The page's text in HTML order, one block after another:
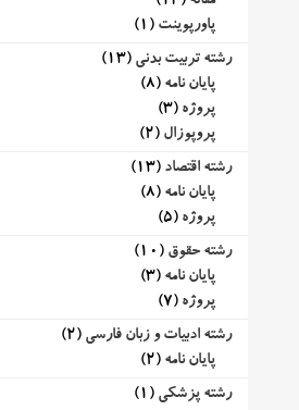
پاورپوینت (1)
رشته تربیت بدنی (13)
پایان نامه (8)
پروژه (3)
پروپوزال (2)
رشته اقتصاد (13)
پایان نامه (8)
پروژه (5)
رشته حقوق (10)
پایان نامه (3)
پروژه (7)
رشته ادبیات و زبان فارسی (2)
پایان نامه (2)
رشته پزشکی (1)